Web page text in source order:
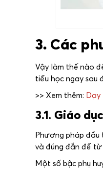
3. Các
Vậy làm thế nào
tiểu học ngay sau
>> Xem thêm: Dạy
3.1. Giáo
Phương pháp đầu
và đúng đắn để từ
Một số bậc phụ